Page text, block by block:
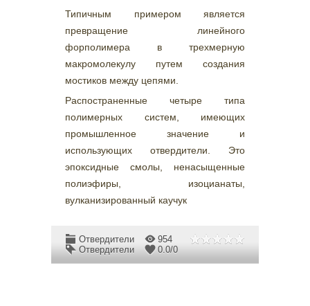
Типичным примером является
превращение линейного
форполимера в трехмерную
макромолекулу путем создания
мостиков между цепями.
Распостраненные четыре типа
полимерных систем, имеющих
промышленное значение и
использующих отвердители. Это
эпоксидные смолы, ненасыщенные
полиэфиры, изоцианаты,
вулканизированный каучук
Отвердители
954
Отвердители
0.0/0